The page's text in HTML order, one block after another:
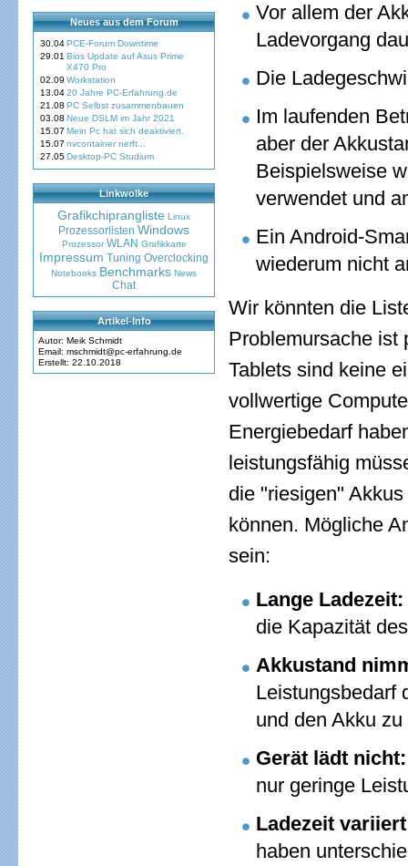
Neues aus dem Forum
30.04PCE-Forum Downtime
29.01 Bios Update auf Asus Prime
X470 Pro
02.09 Workstation
13.0420 Jahre PC-Erfahrung.de
21.08 PC Selbst zusammenbauen
03.08 Neue DSLM im Jahr 2021
15.07 Mein Pc hat sich deaktiviert.
15.07 nvcontainer nerft...
27.05Desktop-PC Studium
Linkwolke
Grafikchiprangliste Linux
Prozessorlisten Windows
Prozessor WLAN Grafikkarte
Impressum Tuning Overclocking
Notebooks Benchmarks News
Chat
Artikel-Info
Autor: Meik Schmidt
Email: mschmidt@pc-erfahrung.de
Erstellt: 22.10.2018
Vor allem der
Ladevorgang
Die
Im laufenden
aber der
Beispielsweise
verwendet und
Ein Android-
wiederum nicht
Wir könnten die
Problemursache ist
Tablets sind keine
vollwertige
Energiebedarf
leistungsfähig
die "riesigen"
können. Mögliche
sein:
Lange Ladezeit:
die Kapazität
Akkustand
Leistungsbedarf
und den Akku zu
Gerät lädt
nur geringe
Ladezeit
haben